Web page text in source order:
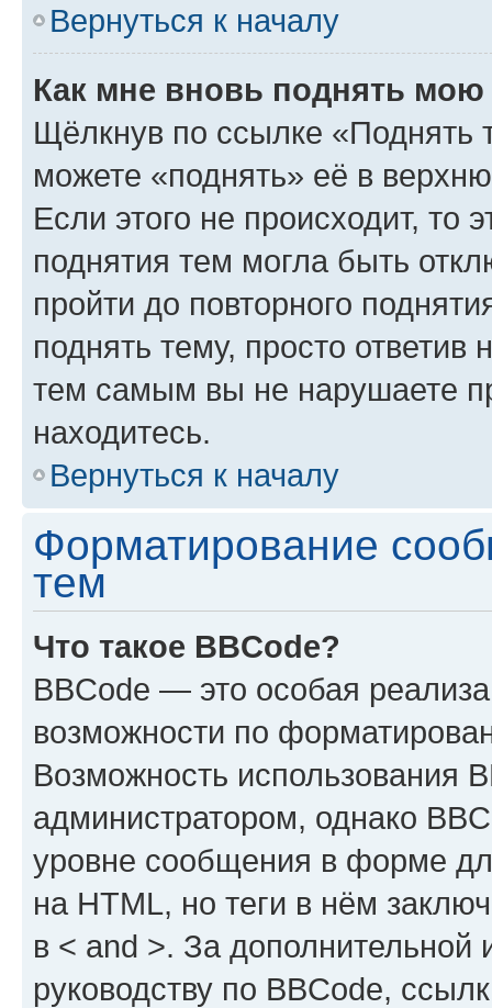
Вернуться к началу
Как мне вновь поднять мою
Щёлкнув по ссылке «Поднять
можете «поднять» её в
Если этого не происходит, то
поднятия тем могла быть
пройти до повторного
поднять тему, просто ответив
тем самым вы не нарушаете
находитесь.
Вернуться к началу
Форматирование
тем
Что такое BBCode?
BBCode — это особая
возможности по
Возможность использования
администратором, однако
уровне сообщения в форме
на HTML, но теги в нём
в < and >. За
руководству по BBCode,